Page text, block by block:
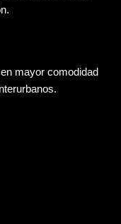
mayor comodidad